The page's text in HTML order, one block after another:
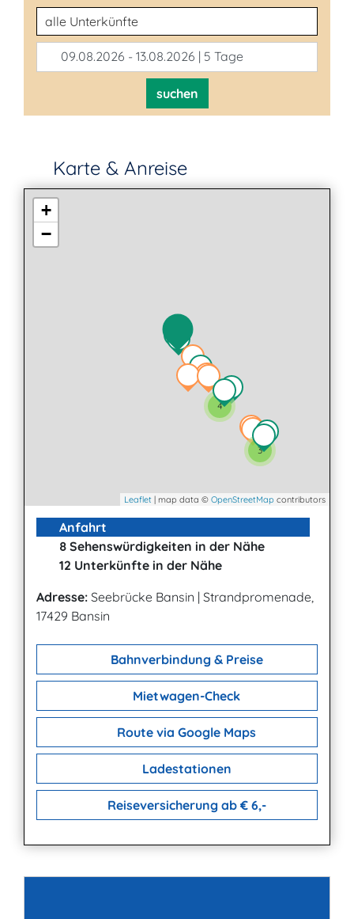
Unterkunftsart
09.08.2026 - 13.08.2026 | 5 Tage
suchen
Karte & Anreise
3
4
+
−
Leaflet | map data © OpenStreetMap contributors
Anfahrt
8 Sehenswürdigkeiten in der Nähe
12 Unterkünfte in der Nähe
Adresse: Seebrücke Bansin | Strandpromenade,
17429 Bansin
Bahnverbindung & Preise
Mietwagen-Check
Route via Google Maps
Ladestationen
Reiseversicherung ab € 6,-